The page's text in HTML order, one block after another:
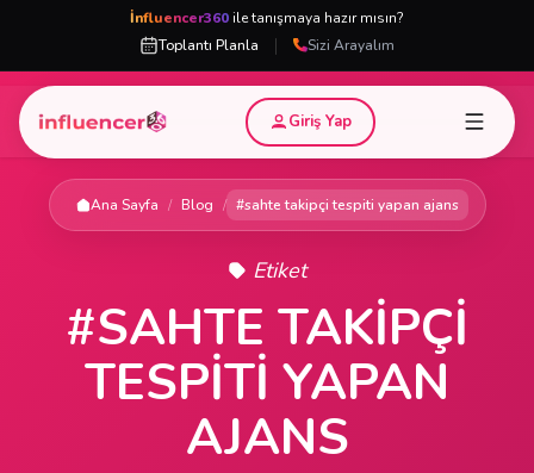
İnfluencer360 ile tanışmaya hazır mısın?
Toplantı Planla
| Sizi Arayalım
Giriş Yap
Ana Sayfa / Blog / #sahte takipçi tespiti yapan ajans
Etiket
#SAHTE TAKIPÇI
TESPITI YAPAN
AJANS